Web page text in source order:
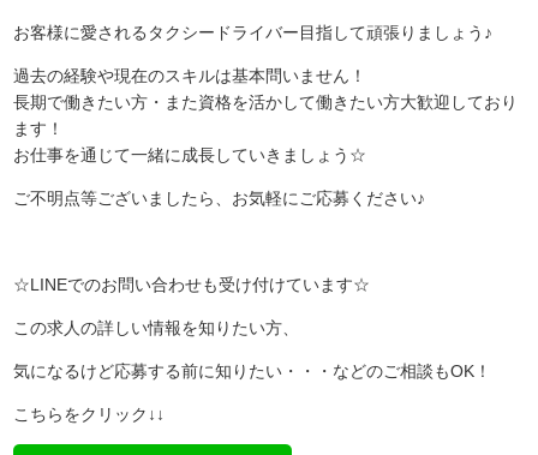
お客様に愛されるタクシードライバー目指して頑張りましょう♪
過去の経験や現在のスキルは基本問いません！
長期で働きたい方・また資格を活かして働きたい方大歓迎しており
ます！
お仕事を通じて一緒に成長していきましょう☆
ご不明点等ございましたら、お気軽にご応募ください♪
☆LINEでのお問い合わせも受け付けています☆
この求人の詳しい情報を知りたい方、
気になるけど応募する前に知りたい・・・などのご相談もOK！
こちらをクリック↓↓